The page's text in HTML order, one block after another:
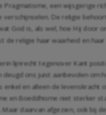
een wijsgerige
De religie
God is, als wel, hoe Hij door
religie haar waarheid en haar
lijnrecht tegenover Kant
ons juist aanbevolen om
enkel en alleen de
en Boeddhisme niet sterker
daarvan afgezien, ook bij